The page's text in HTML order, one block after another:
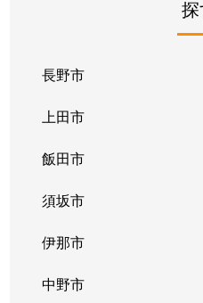
長野市
上田市
飯田市
須坂市
伊那市
中野市